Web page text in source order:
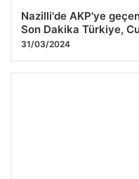
Nazilli'de AKP'ye
Son Dakika Türkiye,
31/03/2024